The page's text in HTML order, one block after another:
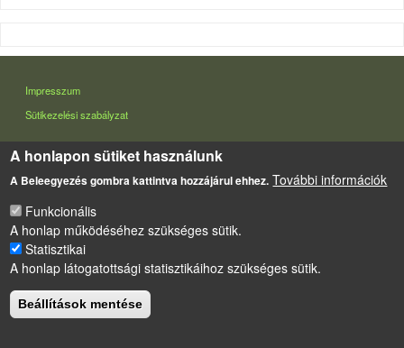
LÁBLÉC
Impresszum
Sütikezelési szabályzat
Drupalalapú webhely
A honlapon sütiket használunk
A Beleegyezés gombra kattintva hozzájárul ehhez. További információk
Funkcionális
A honlap működéséhez szükséges sütik.
Statisztikai
A honlap látogatottsági statisztikáihoz szükséges sütik.
Beállítások mentése